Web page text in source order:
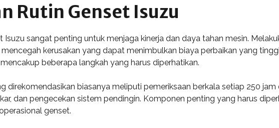
Rutin Genset Isuzu
Isuzu sangat penting untuk menjaga kinerja dan daya tahan mesin.
kerusakan yang dapat menimbulkan biaya perbaikan yang
beberapa langkah yang harus diperhatikan.
direkomendasikan biasanya meliputi pemeriksaan berkala setiap 250
dan pengecekan sistem pendingin. Komponen penting yang harus
genset.